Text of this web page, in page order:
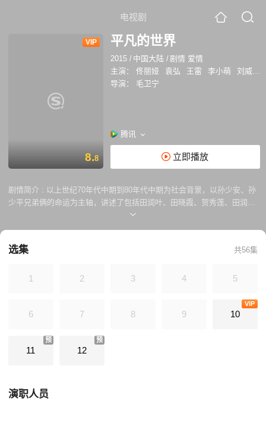
电视剧
VIP
8.8
平凡的世界
2015 / 中国大陆 /剧情 爱情
主演：
佟丽娅 袁弘 王雷 李小萌 刘威
导演：
毛卫宁
腾讯
立即播放
剧情简介 : 以上世纪70年代中期到80年代中期为社会背景，以孙少安、孙
少平兄弟俩的命运为主轴，讲述了包括田润叶、田晓霞、贺秀莲、田润生
等在内的年轻人面临现实的挫折、压力、抉择，却从未放弃对理想、爱情
村致富、一个进城打工，凭借自己的双手，创造出一番属于各自的事业。
演孙少平的恋人田晓霞。这对出身干部家庭的姐妹花，不畏世俗的眼光，
选集 共56集
1 2 3 4 5
6 7 8 9 10
VIP
11
预
12
预
演职人员